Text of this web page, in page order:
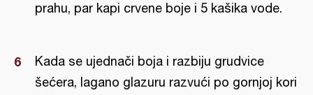
prahu, par kapi crvene boje i 5 kašika vode.
Kada se ujednači boja i razbiju grudvice
šećera, lagano glazuru razvući po gornjoj kori